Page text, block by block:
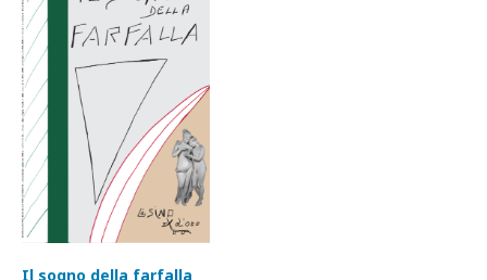
Il sogno della farfalla